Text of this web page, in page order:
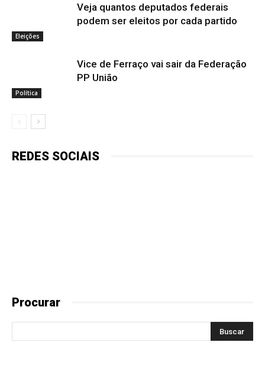
Eleições
Veja quantos deputados federais
podem ser eleitos por cada partido
Política
Vice de Ferraço vai sair da Federação
PP União
REDES SOCIAIS
Procurar